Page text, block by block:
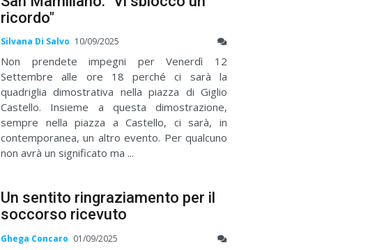
ricordo"
Silvana Di Salvo 10/09/2025
Non prendete impegni per Venerdì 12
Settembre alle ore 18 perché ci sarà la
quadriglia dimostrativa nella piazza di Giglio
Castello. Insieme a questa dimostrazione,
sempre nella piazza a Castello, ci sarà, in
contemporanea, un altro evento. Per qualcuno
non avrà un significato ma ...
Un sentito ringraziamento per il
soccorso ricevuto
Ghega Concaro 01/09/2025